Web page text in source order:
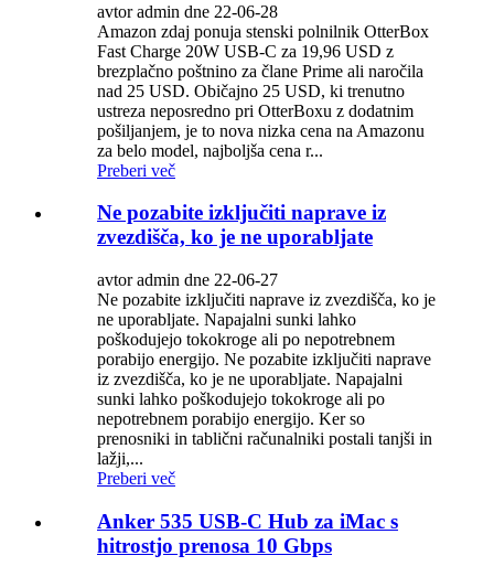
avtor admin dne 22-06-28
Amazon zdaj ponuja stenski polnilnik OtterBox
Fast Charge 20W USB-C za 19,96 USD z
brezplačno poštnino za člane Prime ali naročila
nad 25 USD. Običajno 25 USD, ki trenutno
ustreza neposredno pri OtterBoxu z dodatnim
pošiljanjem, je to nova nizka cena na Amazonu
za belo model, najboljša cena r...
Preberi več
Ne pozabite izključiti naprave iz
zvezdišča, ko je ne uporabljate
avtor admin dne 22-06-27
Ne pozabite izključiti naprave iz zvezdišča, ko je
ne uporabljate. Napajalni sunki lahko
poškodujejo tokokroge ali po nepotrebnem
porabijo energijo. Ne pozabite izključiti naprave
iz zvezdišča, ko je ne uporabljate. Napajalni
sunki lahko poškodujejo tokokroge ali po
nepotrebnem porabijo energijo. Ker so
prenosniki in tablični računalniki postali tanjši in
lažji,...
Preberi več
Anker 535 USB-C Hub za iMac s
hitrostjo prenosa 10 Gbps